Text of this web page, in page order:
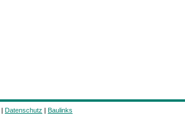
| Datenschutz | Baulinks